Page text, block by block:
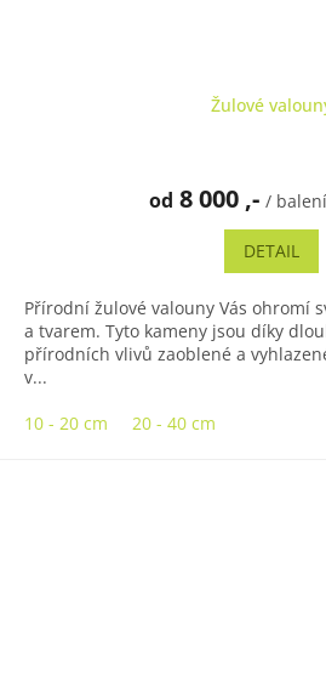
Žulové
hvězdiček.
od 8 000 ,- /
DETAIL
Přírodní žulové valouny Vás ohromí
a tvarem. Tyto kameny jsou díky
přírodních vlivů zaoblené a
v...
10 - 20 cm
20 - 40 cm